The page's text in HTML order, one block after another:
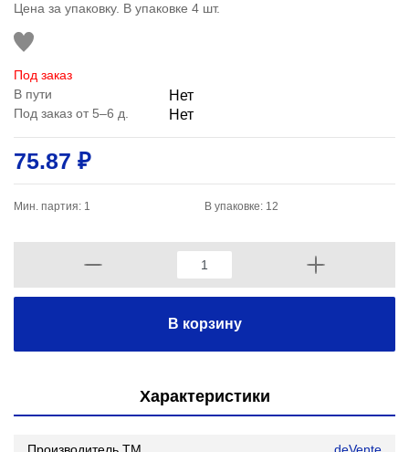
Цена за упаковку. В упаковке 4 шт.
Под заказ
В пути
Нет
Под заказ от 5–6 д. Нет
75.87 ₽
Мин. партия: 1 В упаковке: 12
В корзину
Характеристики